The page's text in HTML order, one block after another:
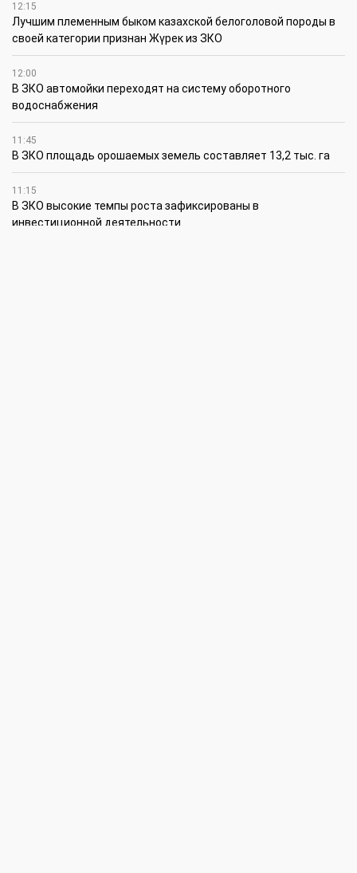
12:15
Лучшим племенным быком казахской белоголовой породы в
своей категории признан Жүрек из ЗКО
12:00
В ЗКО автомойки переходят на систему оборотного
водоснабжения
11:45
В ЗКО площадь орошаемых земель составляет 13,2 тыс. га
11:15
В ЗКО высокие темпы роста зафиксированы в
инвестиционной деятельности